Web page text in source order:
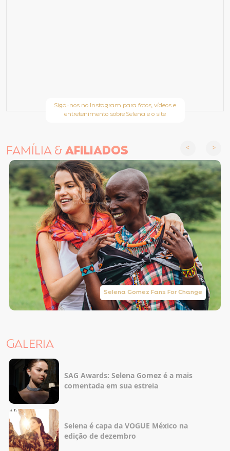
Siga-nos no Instagram para fotos, vídeos e
entretenimento sobre Selena e o site
FAMÍLIA &AFILIADOS
Selena Gomez Fans For Change
GALERIA
SAG Awards: Selena Gomez é a mais
comentada em sua estreia
Selena é capa da VOGUE México na
edição de dezembro